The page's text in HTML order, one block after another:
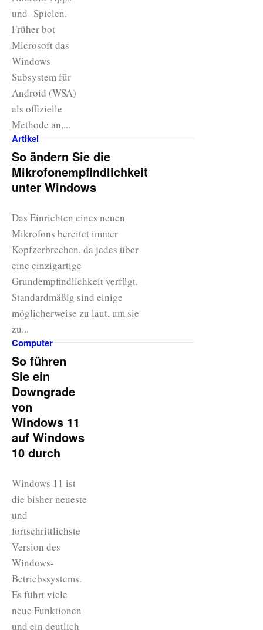
und -Spielen.
Früher bot
Microsoft das
Windows
Subsystem für
Android (WSA)
als offizielle
Methode an,...
Artikel
So ändern Sie die
Mikrofonempfindlichkeit
unter Windows
Das Einrichten eines neuen
Mikrofons bereitet immer
Kopfzerbrechen, da jedes über
eine einzigartige
Grundempfindlichkeit verfügt.
Standardmäßig sind einige
möglicherweise zu laut, um sie
zu...
Computer
So führen
Sie ein
Downgrade
von
Windows 11
auf Windows
10 durch
Windows 11 ist
die bisher neueste
und
fortschrittlichste
Version des
Windows-
Betriebssystems.
Es führt viele
neue Funktionen
und ein deutlich